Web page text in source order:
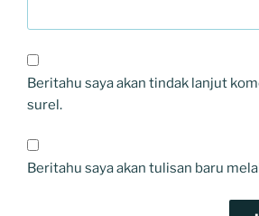
Beritahu saya akan tindak lanjut
surel.
Beritahu saya akan tulisan baru